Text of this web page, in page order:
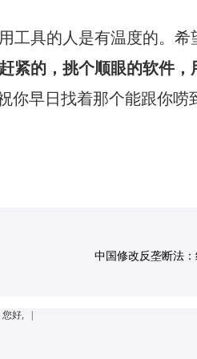
工具的人是有温度的。
赶紧的，挑个顺眼的软件
你早日找着那个能跟你唠
中国修改反垄断法
您好, |